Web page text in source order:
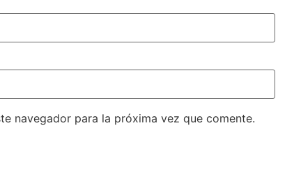
navegador para la próxima vez que comente.